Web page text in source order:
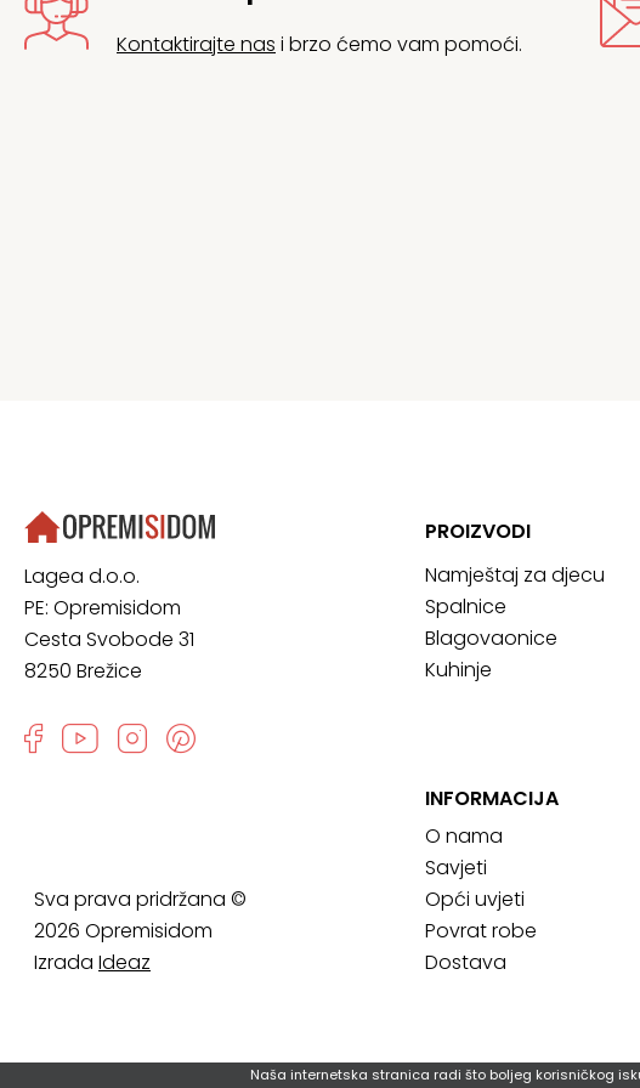
Kontaktirajte nas i brzo ćemo vam pomoći.
Lagea d.o.o.
PE: Opremisidom
Cesta Svobode 31
8250 Brežice
Sva prava pridržana ©
2026 Opremisidom
Izrada Ideaz
PROIZVODI
Namještaj za djecu
Spalnice
Blagovaonice
Kuhinje
INFORMACIJA
O nama
Savjeti
Opći uvjeti
Povrat robe
Dostava
Naša internetska stranica radi što boljeg korisničkog